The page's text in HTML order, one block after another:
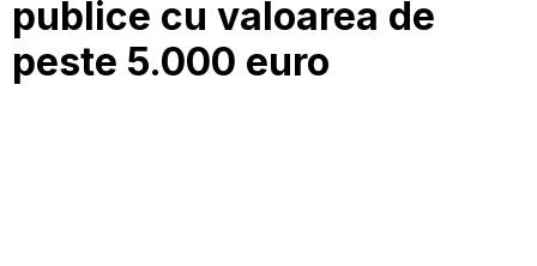
publice cu valoarea de
peste 5.000 euro